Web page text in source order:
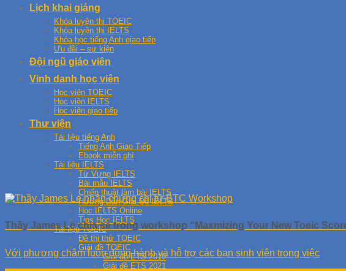
Lịch khai giảng
Khóa luyện thi TOEIC
Khóa luyện thi IELTS
Khóa học tiếng Anh giao tiếp
Ưu đãi – sự kiện
Đội ngũ giáo viên
Vinh danh học viên
Học viên TOEIC
Học viên IELTS
Học viên giao tiếp
Thư viện
Tài liệu tiếng Anh
Tiếng Anh Giao Tiếp
Ebook miễn phí
Tài liệu IELTS
Từ Vựng IELTS
Bài mẫu IELTS
Chiến thuật làm bài IELTS
Hướng Dẫn Giải Đề IELTS
Học IELTS Online
Tips Học IELTS
Tài liệu TOEIC
Đề thi thử TOEIC
Giải đề TOEIC
Giải đề ETS 2019
Giải đề ETS 2021
Thầy James Le chia sẻ trong workshop “Maxmizing Your New Toeic
Với phương châm luôn đồng hành và hỗ trợ các bạn sinh viên trong việc